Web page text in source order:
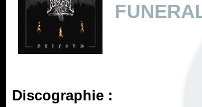
Discographie :